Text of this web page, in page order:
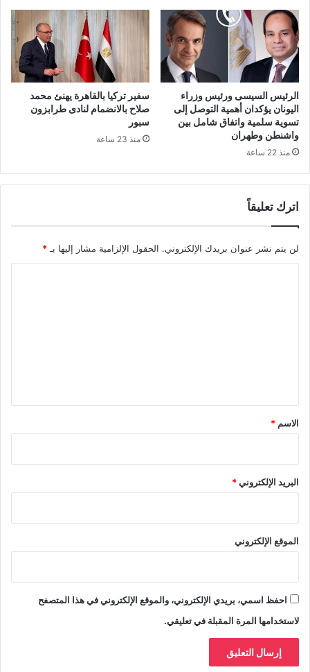
الرئيس السيسى ورئيس وزراء
اليونان يؤكدان أهمية التوصل إلى
تسوية سلمية واتفاق شامل بين
واشنطن وطهران
منذ 22 ساعة
سفير تركيا بالقاهرة يهنئ محمد
صلاح بالانضمام لنادى طرابزون
سبور
منذ 23 ساعة
اترك تعليقاً
لن يتم نشر عنوان بريدك الإلكتروني. الحقول الإلزامية مشار إليها بـ*
*
الاسم *
البريد الإلكتروني*
الموقع الإلكتروني
احفظ اسمي، بريدي الإلكتروني، والموقع الإلكتروني في هذا المتصفح
لاستخدامها المرة المقبلة في تعليقي.